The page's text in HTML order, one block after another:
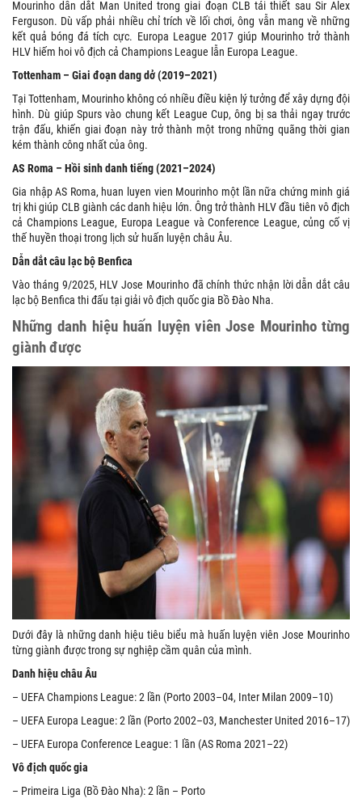
Mourinho dẫn dắt Man United trong giai đoạn CLB tái thiết sau Sir Alex
Ferguson. Dù vấp phải nhiều chỉ trích về lối chơi, ông vẫn mang về những
kết quả bóng đá tích cực. Europa League 2017 giúp Mourinho trở thành
HLV hiếm hoi vô địch cả Champions League lẫn Europa League.
Tottenham – Giai đoạn dang dở (2019–2021)
Tại Tottenham, Mourinho không có nhiều điều kiện lý tưởng để xây dựng đội
hình. Dù giúp Spurs vào chung kết League Cup, ông bị sa thải ngay trước
trận đấu, khiến giai đoạn này trở thành một trong những quãng thời gian
kém thành công nhất của ông.
AS Roma – Hồi sinh danh tiếng (2021–2024)
Gia nhập AS Roma, huan luyen vien Mourinho một lần nữa chứng minh giá
trị khi giúp CLB giành các danh hiệu lớn. Ông trở thành HLV đầu tiên vô địch
cả Champions League, Europa League và Conference League, củng cố vị
thế huyền thoại trong lịch sử huấn luyện châu Âu.
Dẫn dắt câu lạc bộ Benfica
Vào tháng 9/2025, HLV Jose Mourinho đã chính thức nhận lời dẫn dắt câu
lạc bộ Benfica thi đấu tại giải vô địch quốc gia Bồ Đào Nha.
Những danh hiệu huấn luyện viên Jose Mourinho từng
giành được
Dưới đây là những danh hiệu tiêu biểu mà huấn luyện viên Jose Mourinho
từng giành được trong sự nghiệp cầm quân của mình.
Danh hiệu châu Âu
– UEFA Champions League: 2 lần (Porto 2003–04, Inter Milan 2009–10)
– UEFA Europa League: 2 lần (Porto 2002–03, Manchester United 2016–17)
– UEFA Europa Conference League: 1 lần (AS Roma 2021–22)
Vô địch quốc gia
– Primeira Liga (Bồ Đào Nha): 2 lần – Porto